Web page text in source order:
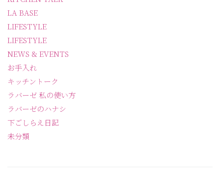
LA BASE
LIFESTYLE
LIFESTYLE
NEWS & EVENTS
お手入れ
キッチントーク
ラバーゼ 私の使い方
ラバーゼのハナシ
下ごしらえ日記
未分類